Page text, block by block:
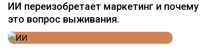
ИИ переизобретает маркетинг и почему
это вопрос выживания.